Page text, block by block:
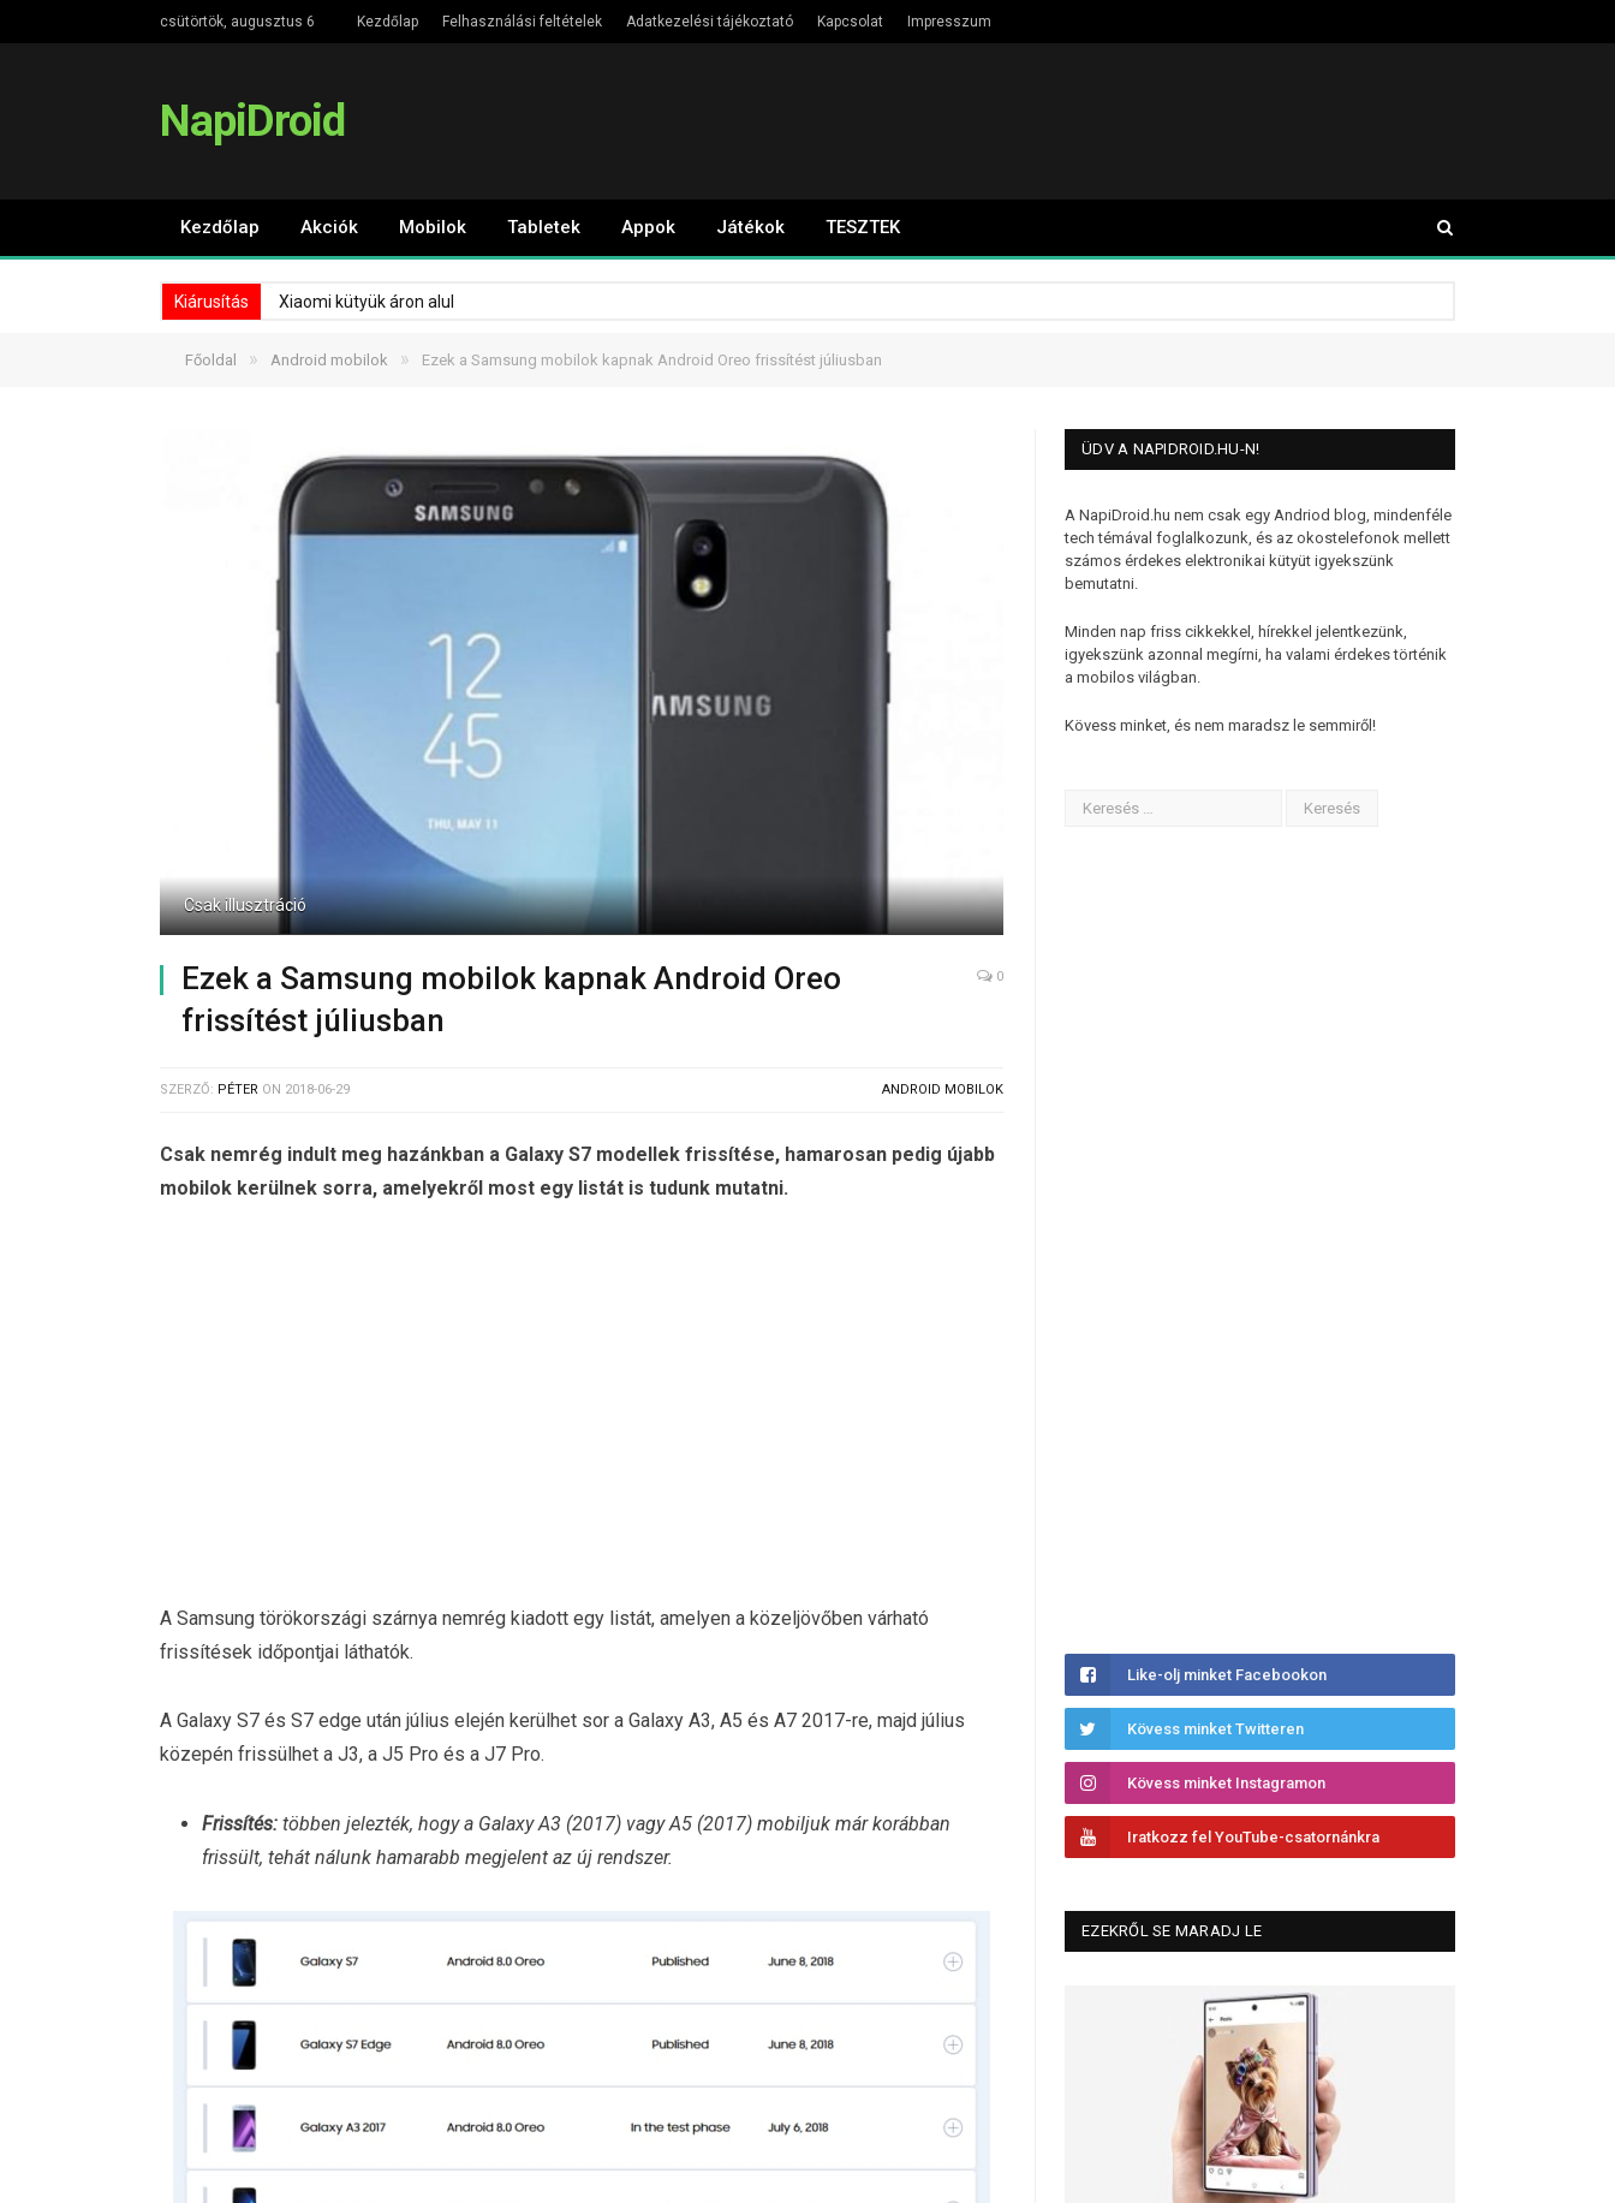
csütörtök, augusztus 6 Kezdőlap Felhasználási feltételek Adatkezelési tájékoztató Kapcsolat Impresszum
NapiDroid
Kezdőlap Akciók Mobilok Tabletek Appok Játékok TESZTEK
Kiárusítás Xiaomi kütyük áron alul
Főoldal » Android mobilok » Ezek a Samsung mobilok kapnak Android Oreo frissítést júliusban
Csak illusztráció
Ezek a Samsung mobilok kapnak Android Oreo
frissítést júliusban
0
SZERZŐ: PÉTER ON 2018-06-29 ANDROID MOBILOK
Csak nemrég indult meg hazánkban a Galaxy S7 modellek frissítése, hamarosan pedig újabb
mobilok kerülnek sorra, amelyekről most egy listát is tudunk mutatni.
A Samsung törökországi szárnya nemrég kiadott egy listát, amelyen a közeljövőben várható
frissítések időpontjai láthatók.
A Galaxy S7 és S7 edge után július elején kerülhet sor a Galaxy A3, A5 és A7 2017-re, majd július
közepén frissülhet a J3, a J5 Pro és a J7 Pro.
Frissítés: többen jelezték, hogy a Galaxy A3 (2017) vagy A5 (2017) mobiljuk már korábban
frissült, tehát nálunk hamarabb megjelent az új rendszer.
ÜDV A NAPIDROID.HU-N!
A NapiDroid.hu nem csak egy Andriod blog, mindenféle
tech témával foglalkozunk, és az okostelefonok mellett
számos érdekes elektronikai kütyüt igyekszünk
bemutatni.
Minden nap friss cikkekkel, hírekkel jelentkezünk,
igyekszünk azonnal megírni, ha valami érdekes történik
a mobilos világban.
Kövess minket, és nem maradsz le semmiről!
Like-olj minket Facebookon
Kövess minket Twitteren
Kövess minket Instagramon
Iratkozz fel YouTube-csatornánkra
EZEKRŐL SE MARADJ LE